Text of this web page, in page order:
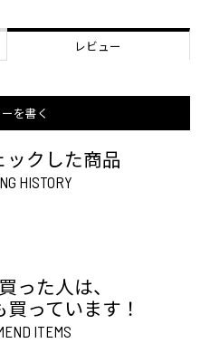
レビュー
を書く
ックした商品
HISTORY
った人は、
っています！
ITEMS